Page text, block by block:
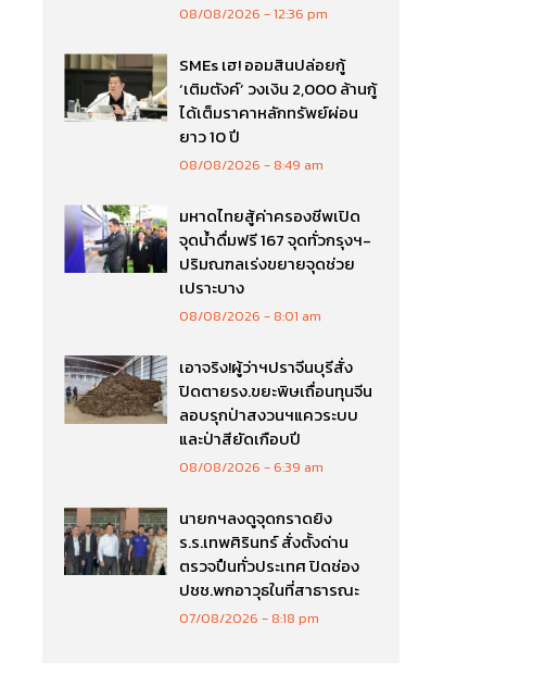
08/08/2026 12:36 pm
SMEs เฮ! ออมสินปล่อยกู้
‘เติมตังค์’ วงเงิน 2,000 ล้านกู้
ได้เต็มราคาหลักทรัพย์ผ่อน
ยาว 10 ปี
08/08/2026 8:49 am
มหาดไทยสู้ค่าครองชีพเปิด
จุดน้ำดื่มฟรี 167 จุดทั่วกรุงฯ-
ปริมณฑลเร่งขยายจุดช่วย
เปราะบาง
08/08/2026 8:01 am
เอาจริง!ผู้ว่าฯปราจีนบุรีสั่ง
ปิดตายรง.ขยะพิษเถื่อนทุนจีน
ลอบรุกป่าสงวนฯแควระบบ
และป่าสียัดเกือบปี
08/08/2026 6:39 am
นายกฯลงดูจุดกราดยิง
ร.ร.เทพศิรินทร์ สั่งตั้งด่าน
ตรวจปืนทั่วประเทศ ปิดช่อง
ปชช.พกอาวุธในที่สาธารณะ
07/08/2026 8:18 pm